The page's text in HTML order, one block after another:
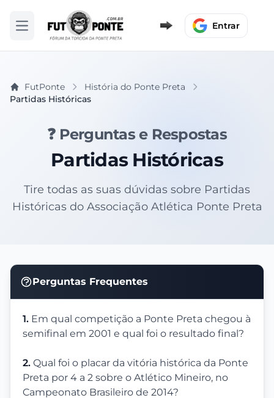
Abrir menu Entrar
FutPonte
História do Ponte Preta
Partidas Históricas
❓ Perguntas e Respostas
Partidas Históricas
Tire todas as suas dúvidas sobre Partidas
Históricas do Associação Atlética Ponte Preta
Perguntas Frequentes
1. Em qual competição a Ponte Preta chegou à
semifinal em 2001 e qual foi o resultado final?
2. Qual foi o placar da vitória histórica da Ponte
Preta por 4 a 2 sobre o Atlético Mineiro, no
Campeonato Brasileiro de 2014?